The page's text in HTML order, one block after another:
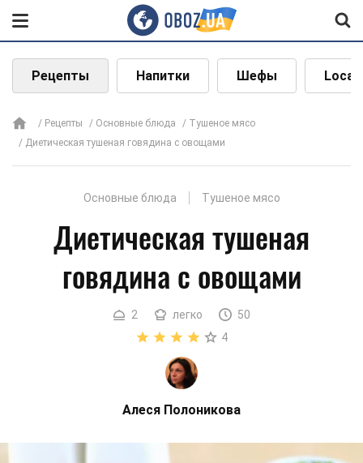
Рецепты Напитки Шефы Local
Рецепты Основные блюда
Тушеное мясо
Диетическая тушеная говядина с овощами
Основные блюда Тушеное мясо
Диетическая тушеная
говядина с овощами
2 легко
50
4
Алеся Полоникова